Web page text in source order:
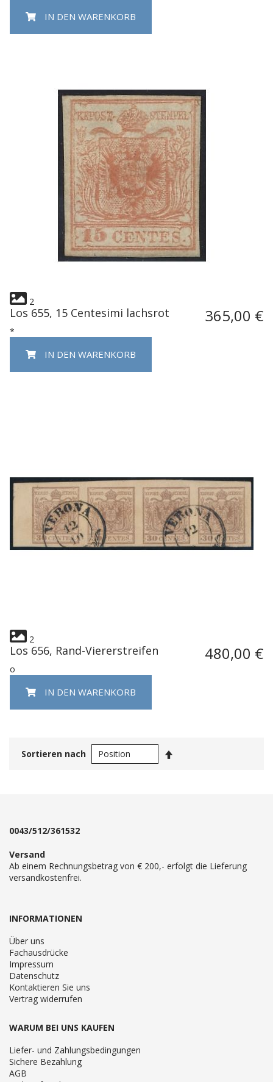
IN DEN WARENKORB
2
Los 655, 15 Centesimi lachsrot 365,00 €
*
IN DEN WARENKORB
2
Los 656, Rand-Viererstreifen 480,00 €
o
IN DEN WARENKORB
Sortieren nach
0043/512/361532
Versand
Ab einem Rechnungsbetrag von € 200,- erfolgt die Lieferung
versandkostenfrei.
INFORMATIONEN
Über uns
Fachausdrücke
Impressum
Datenschutz
Kontaktieren Sie uns
Vertrag widerrufen
WARUM BEI UNS KAUFEN
Liefer- und Zahlungsbedingungen
Sichere Bezahlung
AGB